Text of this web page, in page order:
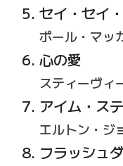
セイ・セイ
ポール・マッ
心の愛
スティーヴィ
アイム・ス
エルトン・ジ
フラッシュ